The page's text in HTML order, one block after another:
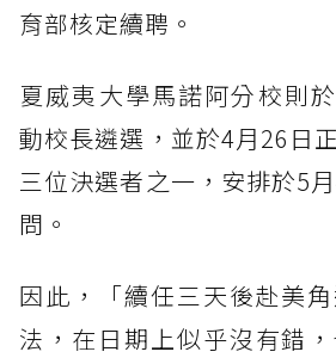
育部核定續聘。
夏威夷大學馬諾阿分校則
動校長遴選，並於4月26日
三位決選者之一，安排於5
問。
因此，「續任三天後赴美
法，在日期上似乎沒有錯